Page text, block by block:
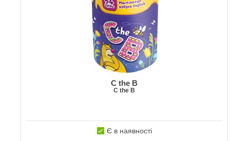
C the B
C the B
Є в наявності